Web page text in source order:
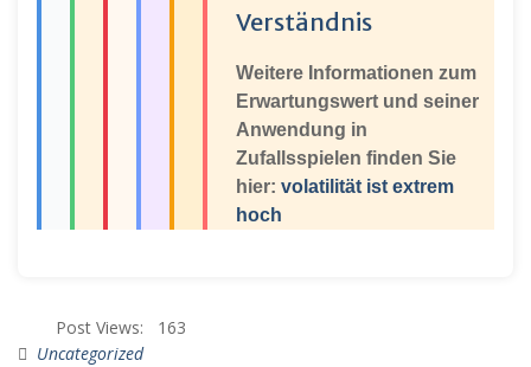
Verständnis
Weitere Informationen zum
Erwartungswert und seiner
Anwendung in
Zufallsspielen finden Sie
hier: volatilität ist extrem
hoch
Post Views:
163
Uncategorized